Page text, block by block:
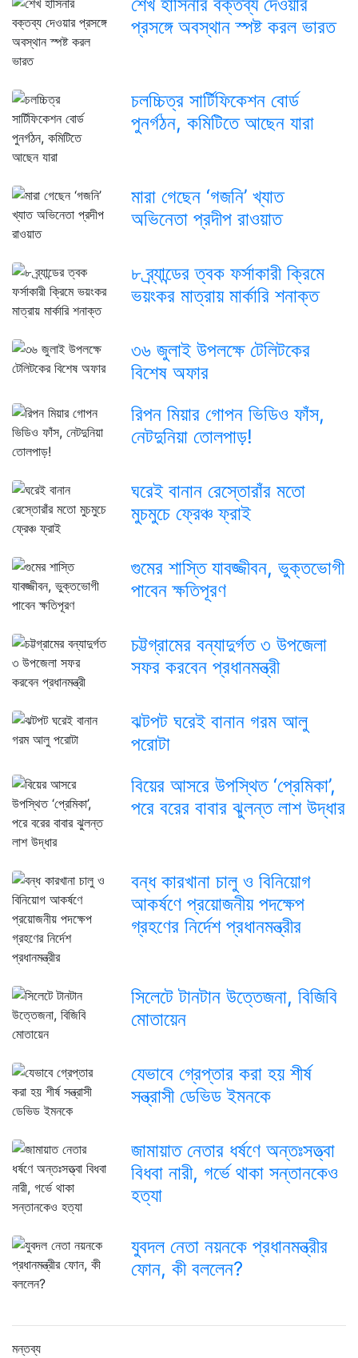
প্রসঙ্গে অবস্থান স্পষ্ট করল ভারত
চলচ্চিত্র সার্টিফিকেশন বোর্ড
পুনর্গঠন, কমিটিতে আছেন যারা
মারা গেছেন ‘গজনি’ খ্যাত
অভিনেতা প্রদীপ রাওয়াত
৮ ব্র্যান্ডের ত্বক ফর্সাকারী ক্রিমে
ভয়ংকর মাত্রায় মার্কারি শনাক্ত
৩৬ জুলাই উপলক্ষে টেলিটকের
বিশেষ অফার
রিপন মিয়ার গোপন ভিডিও ফাঁস,
নেটদুনিয়া তোলপাড়!
ঘরেই বানান রেস্তোরাঁর মতো
মুচমুচে ফ্রেঞ্চ ফ্রাই
গুমের শাস্তি যাবজ্জীবন, ভুক্তভোগী
পাবেন ক্ষতিপূরণ
চট্টগ্রামের বন্যাদুর্গত ৩ উপজেলা
সফর করবেন প্রধানমন্ত্রী
ঝটপট ঘরেই বানান গরম আলু
পরোটা
বিয়ের আসরে উপস্থিত ‘প্রেমিকা’,
পরে বরের বাবার ঝুলন্ত লাশ উদ্ধার
বন্ধ কারখানা চালু ও বিনিয়োগ
আকর্ষণে প্রয়োজনীয় পদক্ষেপ
গ্রহণের নির্দেশ প্রধানমন্ত্রীর
সিলেটে টানটান উত্তেজনা, বিজিবি
মোতায়েন
যেভাবে গ্রেপ্তার করা হয় শীর্ষ
সন্ত্রাসী ডেভিড ইমনকে
জামায়াত নেতার ধর্ষণে অন্তঃসত্ত্বা
বিধবা নারী, গর্ভে থাকা সন্তানকেও
হত্যা
যুবদল নেতা নয়নকে প্রধানমন্ত্রীর
ফোন, কী বললেন?
মন্তব্য